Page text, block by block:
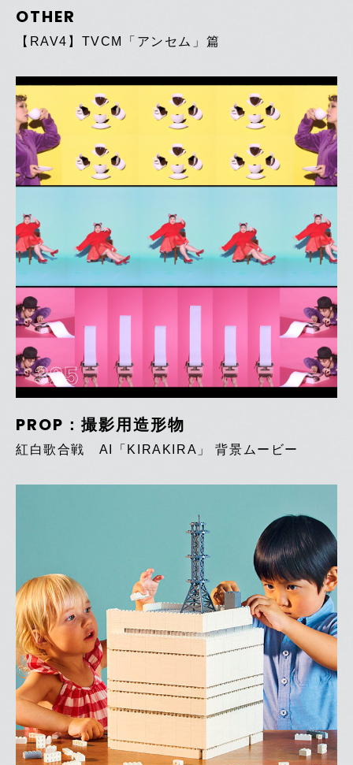
OTHER
【RAV4】TVCM「アンセム」篇
325
PROP：撮影用造形物
紅白歌合戦 AI「KIRAKIRA」 背景ムービー